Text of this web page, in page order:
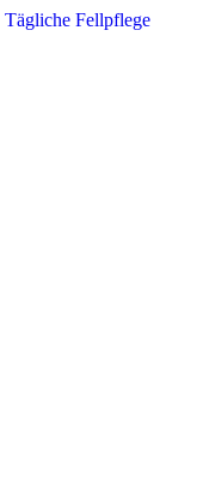
Tägliche Fellpflege